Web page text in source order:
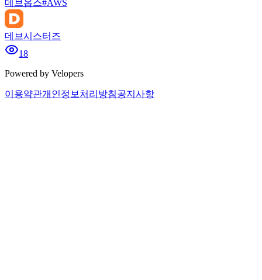
데브옵스#AWS
데브시스터즈
18
Powered by Velopers
이용약관개인정보처리방침공지사항